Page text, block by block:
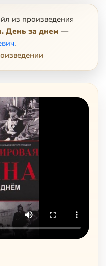
из произведения
День за днем —
.